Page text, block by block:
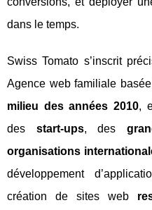
dans le temps.
Swiss Tomato s’inscrit
Agence web familiale
milieu des années 2010,
des start-ups, des
organisations
développement
création de sites web